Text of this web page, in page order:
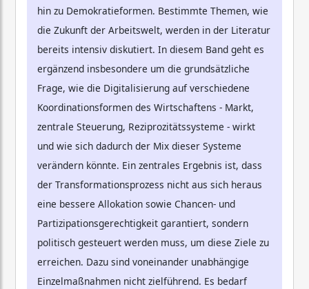
hin zu Demokratieformen. Bestimmte Themen, wie
die Zukunft der Arbeitswelt, werden in der Literatur
bereits intensiv diskutiert. In diesem Band geht es
ergänzend insbesondere um die grundsätzliche
Frage, wie die Digitalisierung auf verschiedene
Koordinationsformen des Wirtschaftens - Markt,
zentrale Steuerung, Reziprozitätssysteme - wirkt
und wie sich dadurch der Mix dieser Systeme
verändern könnte. Ein zentrales Ergebnis ist, dass
der Transformationsprozess nicht aus sich heraus
eine bessere Allokation sowie Chancen- und
Partizipationsgerechtigkeit garantiert, sondern
politisch gesteuert werden muss, um diese Ziele zu
erreichen. Dazu sind voneinander unabhängige
Einzelmaßnahmen nicht zielführend. Es bedarf